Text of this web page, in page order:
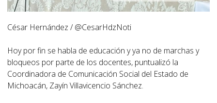
César Hernández / @CesarHdzNoti
Hoy por fin se habla de educación y ya no de marchas y
bloqueos por parte de los docentes, puntualizó la
Coordinadora de Comunicación Social del Estado de
Michoacán, Zayín Villavicencio Sánchez.